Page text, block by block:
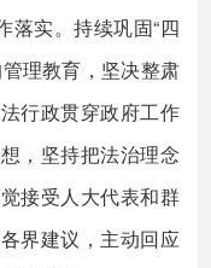
落实。持续巩固“四
理教育，坚决整肃
行政贯穿政府工作
，坚持把法治理念
接受人大代表和群
界建议，主动回应